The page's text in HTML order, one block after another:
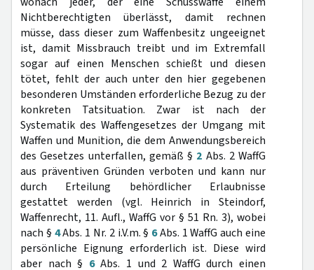
Nichtberechtigten überlässt, damit rechnen
müsse, dass dieser zum Waffenbesitz ungeeignet
ist, damit Missbrauch treibt und im Extremfall
sogar auf einen Menschen schießt und diesen
tötet, fehlt der auch unter den hier gegebenen
besonderen Umständen erforderliche Bezug zu der
konkreten Tatsituation. Zwar ist nach der
Systematik des Waffengesetzes der Umgang mit
Waffen und Munition, die dem Anwendungsbereich
des Gesetzes unterfallen, gemäß § 2 Abs. 2 WaffG
aus präventiven Gründen verboten und kann nur
durch Erteilung behördlicher Erlaubnisse
gestattet werden (vgl. Heinrich in Steindorf,
Waffenrecht, 11. Aufl., WaffG vor § 51 Rn. 3), wobei
nach § 4Abs. 1 Nr. 2 i.V.m. § 6Abs. 1 WaffG auch eine
persönliche Eignung erforderlich ist. Diese wird
aber nach § 6Abs. 1 und 2 WaffG durch einen